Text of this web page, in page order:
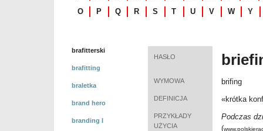
O
P Q R S T U V W Y
brafitterski
brafitting
braletka
brand hero
branding I
HASŁO
WYMOWA brifing
DEFINICJA «krótka
PRZYKŁADY
UŻYCIA
Podczas
(